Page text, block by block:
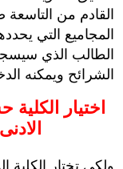
القادم من
المجاميع التي
الطالب الذي
الشرائح ويمكنه
اختيار
ولكي تختار الكلية